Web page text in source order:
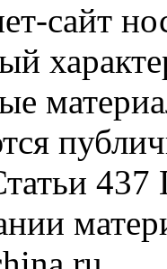
сайт
437